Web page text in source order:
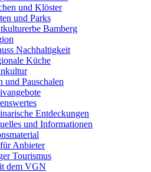
und Klöster
und Parks
Bamberg
Nachhaltigkeit
Küche
und Pauschalen
Entdeckungen
und Informationen
Anbieter
Tourismus
dem VGN